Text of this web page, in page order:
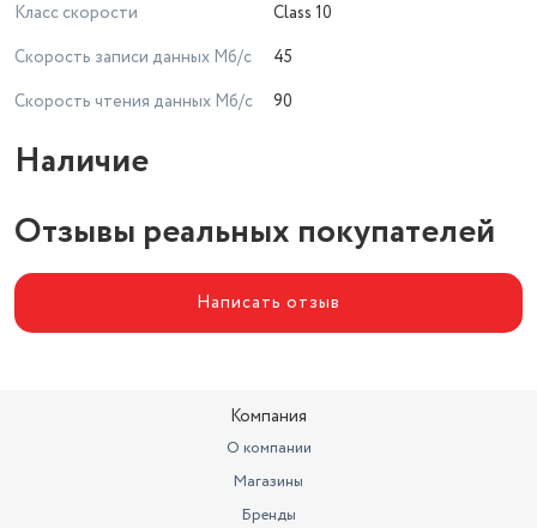
Класс скорости
Class 10
Скорость записи данных Мб/с
45
Скорость чтения данных Мб/с
90
Наличие
Отзывы реальных покупателей
Написать отзыв
Компания
О компании
Магазины
Бренды